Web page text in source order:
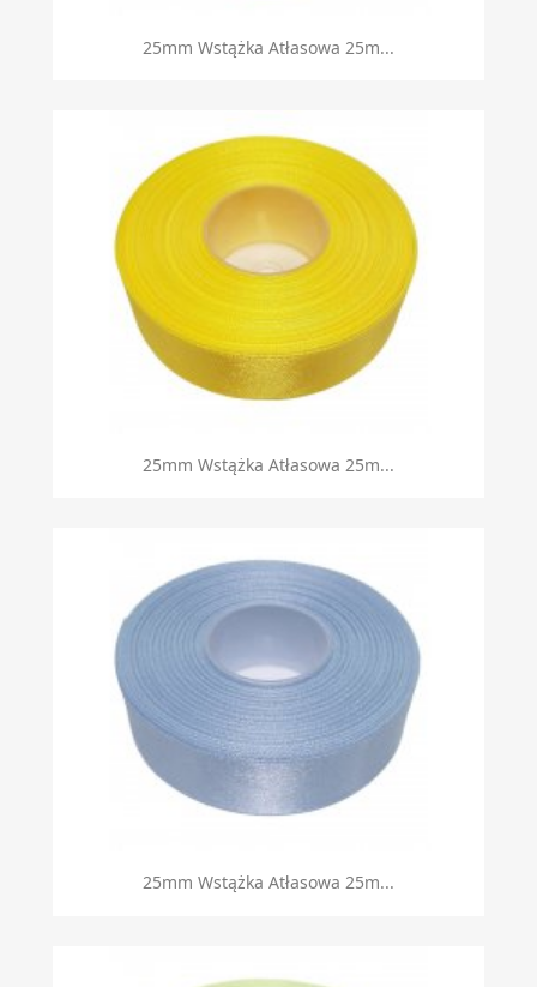
25mm Wstążka Atłasowa 25m...
25mm Wstążka Atłasowa 25m...
25mm Wstążka Atłasowa 25m...